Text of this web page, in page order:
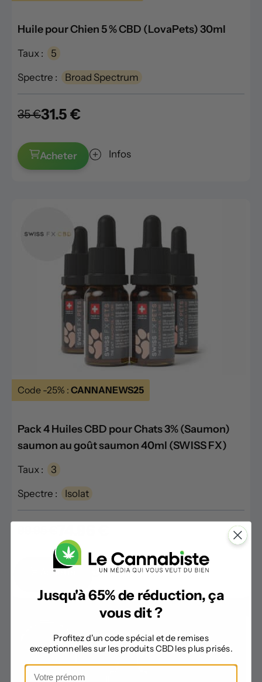
Huile pour Chien 5 % CBD (LovaPets) 30ml
Taux : 5
Spectre : Broad Spectrum
35 €31.5 €
Acheter Infos
Code -25% : CANNANEWS25
Pack 4 Huiles CBD pour Chats 3% (Saumon)
saumon au goût saumon 40ml (SWISS FX)
Taux : 3
Spectre : Isolat
Acheter Infos
Jusqu'à 65% de réduction, ça
vous dit ?
Profitez d'un code spécial et de remises
exceptionnelles sur les produits CBD les plus prisés.